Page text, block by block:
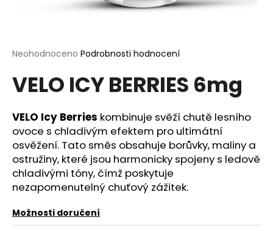
Průměrné
produktu
je
z
5
hvězdiček.
Neohodnoceno Podrobnosti hodnocení
VELO ICY BERRIES 6mg
VELO Icy Berries kombinuje svěží chutě lesního
ovoce s chladivým efektem pro ultimátní
osvěžení. Tato směs obsahuje borůvky, maliny a
ostružiny, které jsou harmonicky spojeny s ledově
chladivými tóny, čímž poskytuje
nezapomenutelný chuťový zážitek.
Možnosti doručení
í
t
?
HLEDAT
D
o
p